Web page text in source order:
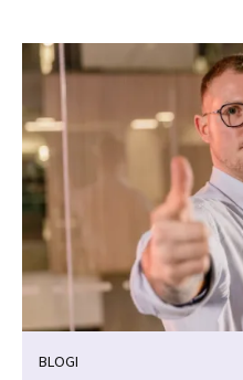
BLOGI